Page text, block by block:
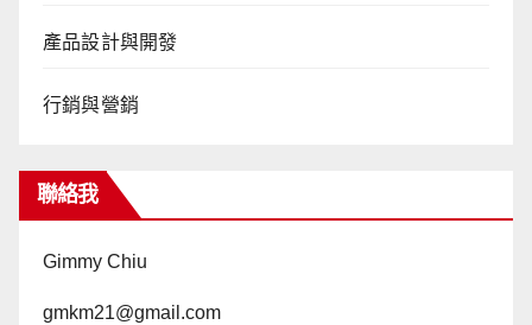
產品設計與開發
行銷與營銷
聯絡我
Gimmy Chiu
gmkm21@gmail.com